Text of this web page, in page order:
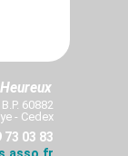
60882
- Cedex
03 83